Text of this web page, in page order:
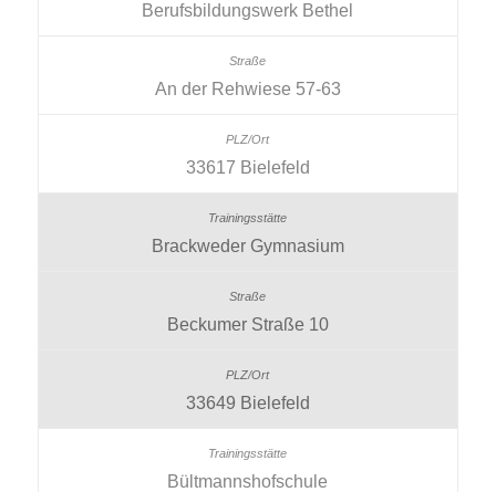
Berufsbildungswerk Bethel
An der Rehwiese 57-63
33617 Bielefeld
Brackweder Gymnasium
Beckumer Straße 10
33649 Bielefeld
Bültmannshofschule